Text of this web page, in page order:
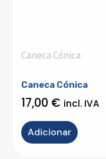
Caneca Cónica
Caneca Cónica
17,00 € incl. IVA
Adicionar